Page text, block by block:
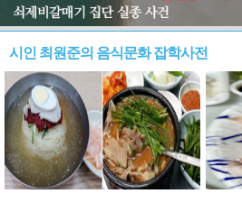
시인 최원준의 음식문화 잡학사전